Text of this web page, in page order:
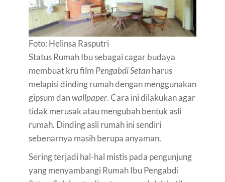
Foto: Helinsa Rasputri
Status Rumah Ibu sebagai cagar budaya
membuat kru film Pengabdi Setan harus
melapisi dinding rumah dengan menggunakan
gipsum danwallpaper. Cara ini dilakukan agar
tidak merusak atau mengubah bentuk asli
rumah. Dinding asli rumah ini sendiri
sebenarnya masih berupa anyaman.
Sering terjadi hal-hal mistis pada pengunjung
yang menyambangi Rumah Ibu Pengabdi